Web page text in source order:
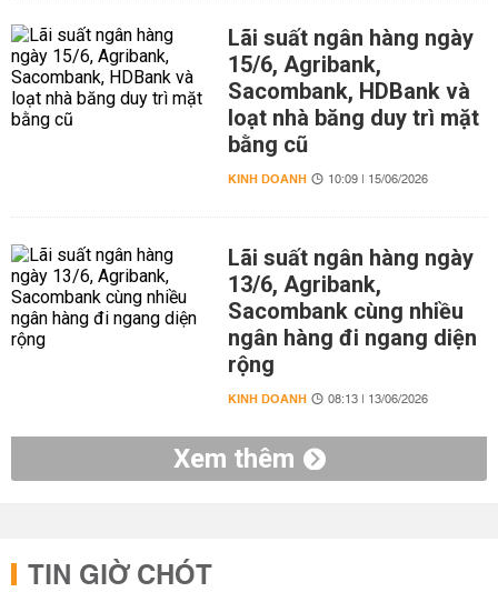
Lãi suất ngân hàng ngày
15/6, Agribank,
Sacombank, HDBank và
loạt nhà băng duy trì mặt
bằng cũ
KINH DOANH 10:09 | 15/06/2026
Lãi suất ngân hàng ngày
13/6, Agribank,
Sacombank cùng nhiều
ngân hàng đi ngang diện
rộng
KINH DOANH 08:13 | 13/06/2026
Xem thêm
TIN GIỜ CHÓT